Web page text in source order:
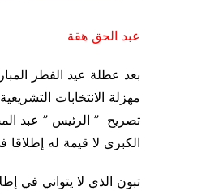
عبد الحق هقة
بعد عطلة عيد الفطر
مهزلة الانتخابات
تصريح ” الرئيس ” عبد
الكبرى لا قیمة له
تبون الذي لا يتواني في